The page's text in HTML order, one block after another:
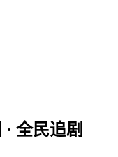
全民追剧